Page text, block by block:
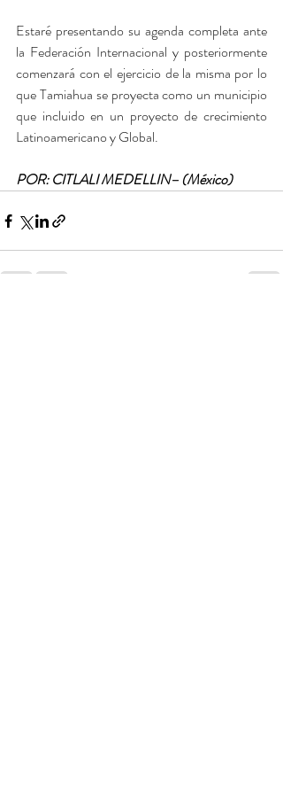
Estaré presentando su agenda completa ante
la Federación Internacional y posteriormente
comenzará con el ejercicio de la misma por lo
que Tamiahua se proyecta como un municipio
que incluido en un proyecto de crecimiento
Latinoamericano y Global.
POR: CITLALI MEDELLIN– (México)